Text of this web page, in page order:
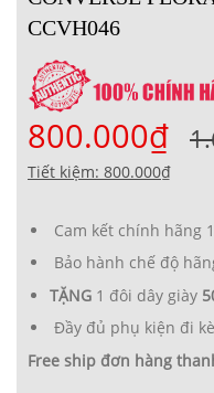
CCVH046
800.000₫
Tiết kiệm: 800.000₫
Cam kết chính hãng
Bảo hành chế độ
TẶNG 1 đôi dây giày
Đầy đủ phụ kiện đi
Free ship đơn hàng